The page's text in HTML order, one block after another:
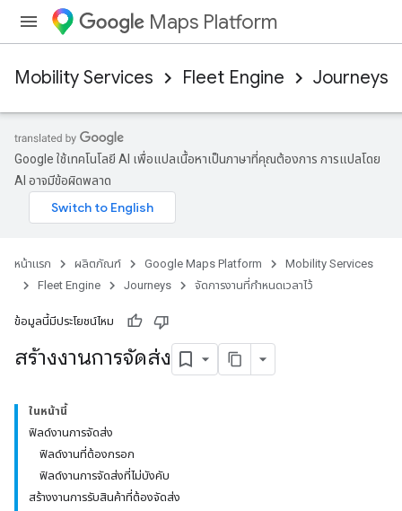
Maps Platform
Mobility Services Fleet Engine Journeys
Google ใช้เทคโนโลยี AI เพื่อแปลเนื้อหาเป็นภาษาที่คุณต้องการ การแปลโดย
AI อาจมีข้อผิดพลาด
หน้าแรก ผลิตภัณฑ์ Google Maps Platform
Mobility Services
Fleet Engine
Journeys จัดการงานที่กําหนดเวลาไว้
ข้อมูลนี้มีประโยชน์ไหม
สร้างงานการจัดส่ง
ในหน้านี้
ฟิลด์งานการจัดส่ง
ฟิลด์งานที่ต้องกรอก
ฟิลด์งานการจัดส่งที่ไม่บังคับ
สร้างงานการรับสินค้าที่ต้องจัดส่ง